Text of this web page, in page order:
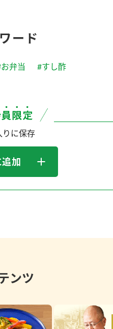
ード
弁当 #すし酢
りに保存
加
ンツ